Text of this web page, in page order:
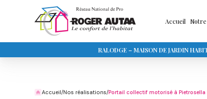
Accueil
RALODGE – MAISON DE JARDIN
Accueil/Nos réalisations/Portail collectif motorisé à